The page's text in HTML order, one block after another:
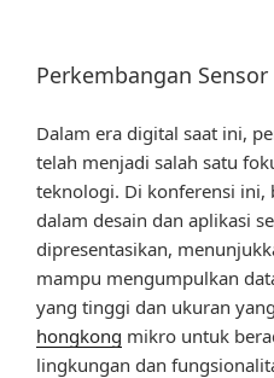
Perkembangan
Dalam era digital saat ini,
telah menjadi salah satu
teknologi. Di konferensi ini,
dalam desain dan aplikasi
dipresentasikan,
mampu mengumpulkan
yang tinggi dan ukuran
hongkong mikro untuk
lingkungan dan